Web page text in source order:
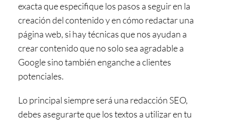
exacta que especifique los pasos a seguir en la
creación del contenido y encómo redactar una
página web, si hay técnicas que nos ayudan a
crear contenido que no solo sea agradable a
Google sino también enganche a clientes
potenciales.
Lo principal siempre será una redacción SEO,
debes asegurarte que los textos a utilizar en tu